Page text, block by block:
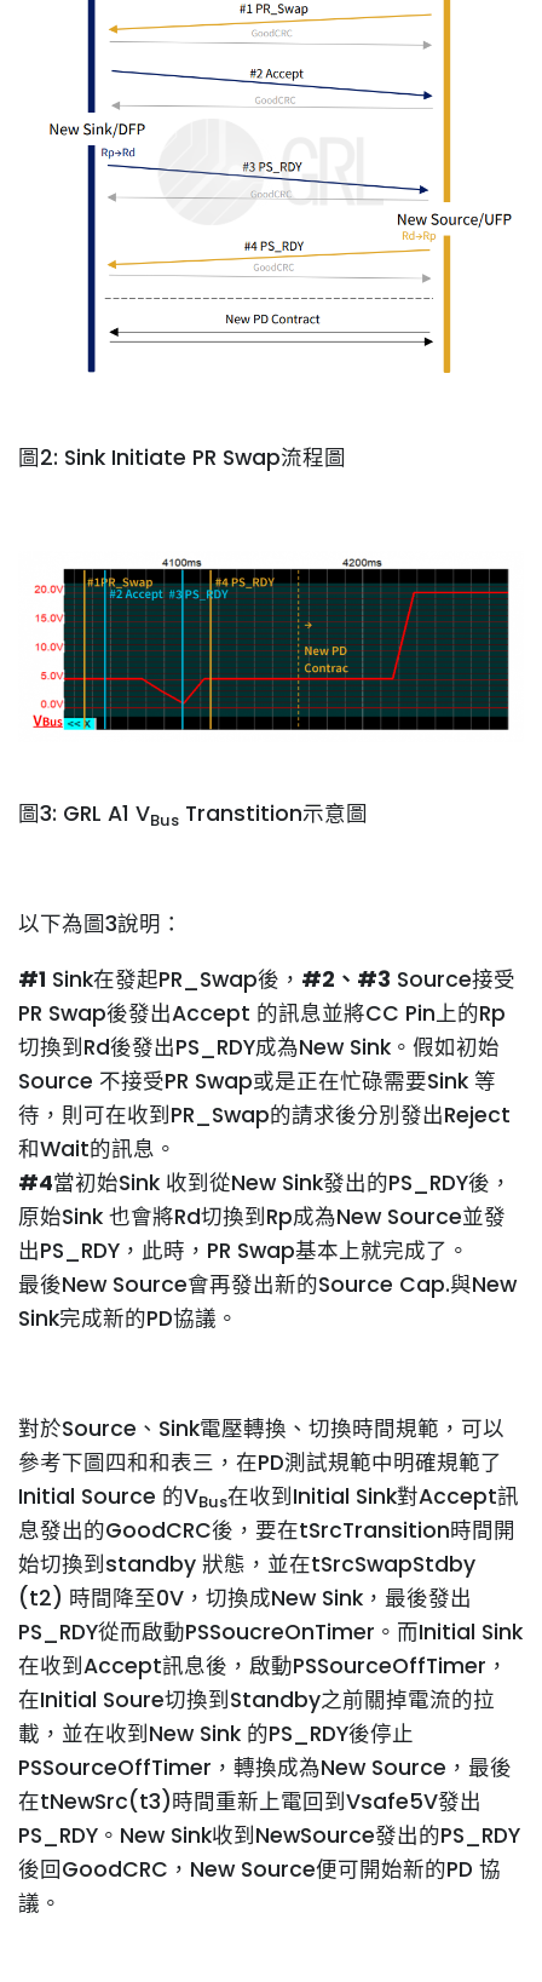
圖2: Sink Initiate PR Swap流程圖
圖3: GRL A1 VBus Transtition示意圖
以下為圖3說明：
#1 Sink在發起PR_Swap後， #2 、#3 Source接受
PR Swap後發出Accept 的訊息並將CC Pin上的Rp
切換到Rd後發出PS_RDY成為New Sink。假如初始
Source 不接受PR Swap或是正在忙碌需要Sink 等
待，則可在收到PR_Swap的請求後分別發出Reject
和Wait的訊息。
#4當初始Sink 收到從New Sink發出的PS_RDY後，
原始Sink 也會將Rd切換到Rp成為New Source並發
出PS_RDY，此時，PR Swap基本上就完成了。
最後New Source會再發出新的Source Cap.與New
Sink完成新的PD協議。
對於Source、Sink電壓轉換、切換時間規範，可以
參考下圖四和和表三，在PD測試規範中明確規範了
Initial Source 的VBus在收到Initial Sink對Accept訊
息發出的GoodCRC後，要在tSrcTransition時間開
始切換到standby 狀態，並在tSrcSwapStdby
(t2) 時間降至0V，切換成New Sink，最後發出
PS_RDY從而啟動PSSoucreOnTimer。而Initial Sink
在收到Accept訊息後，啟動PSSourceOffTimer，
在Initial Soure切換到Standby之前關掉電流的拉
載，並在收到New Sink 的PS_RDY後停止
PSSourceOffTimer，轉換成為New Source，最後
在tNewSrc(t3)時間重新上電回到Vsafe5V發出
PS_RDY。New Sink收到NewSource發出的PS_RDY
後回GoodCRC，New Source便可開始新的PD 協
議。